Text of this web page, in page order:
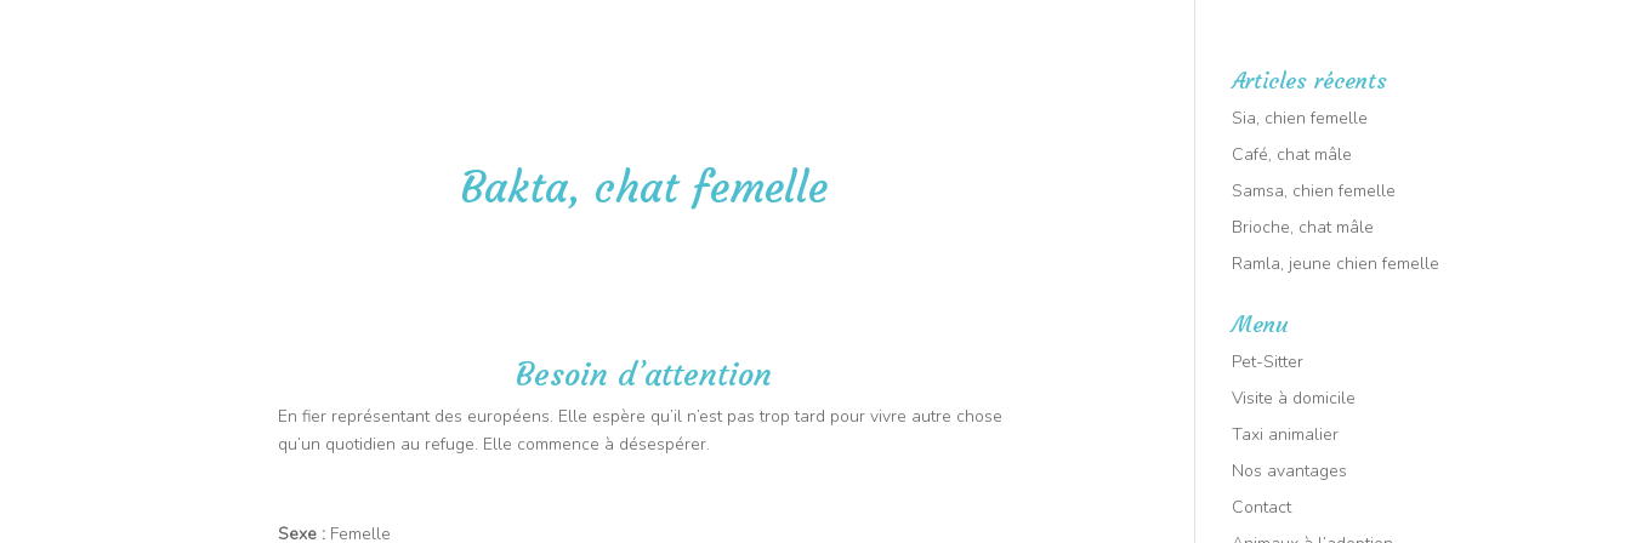
Bakta, chat femelle
Besoin d’attention
En fier représentant des européens. Elle espère qu’il n’est pas trop tard pour vivre autre chose
qu’un quotidien au refuge. Elle commence à désespérer.
Sexe : Femelle
Articles récents
Sia, chien femelle
Café, chat mâle
Samsa, chien femelle
Brioche, chat mâle
Ramla, jeune chien femelle
Menu
Pet-Sitter
Visite à domicile
Taxi animalier
Nos avantages
Contact